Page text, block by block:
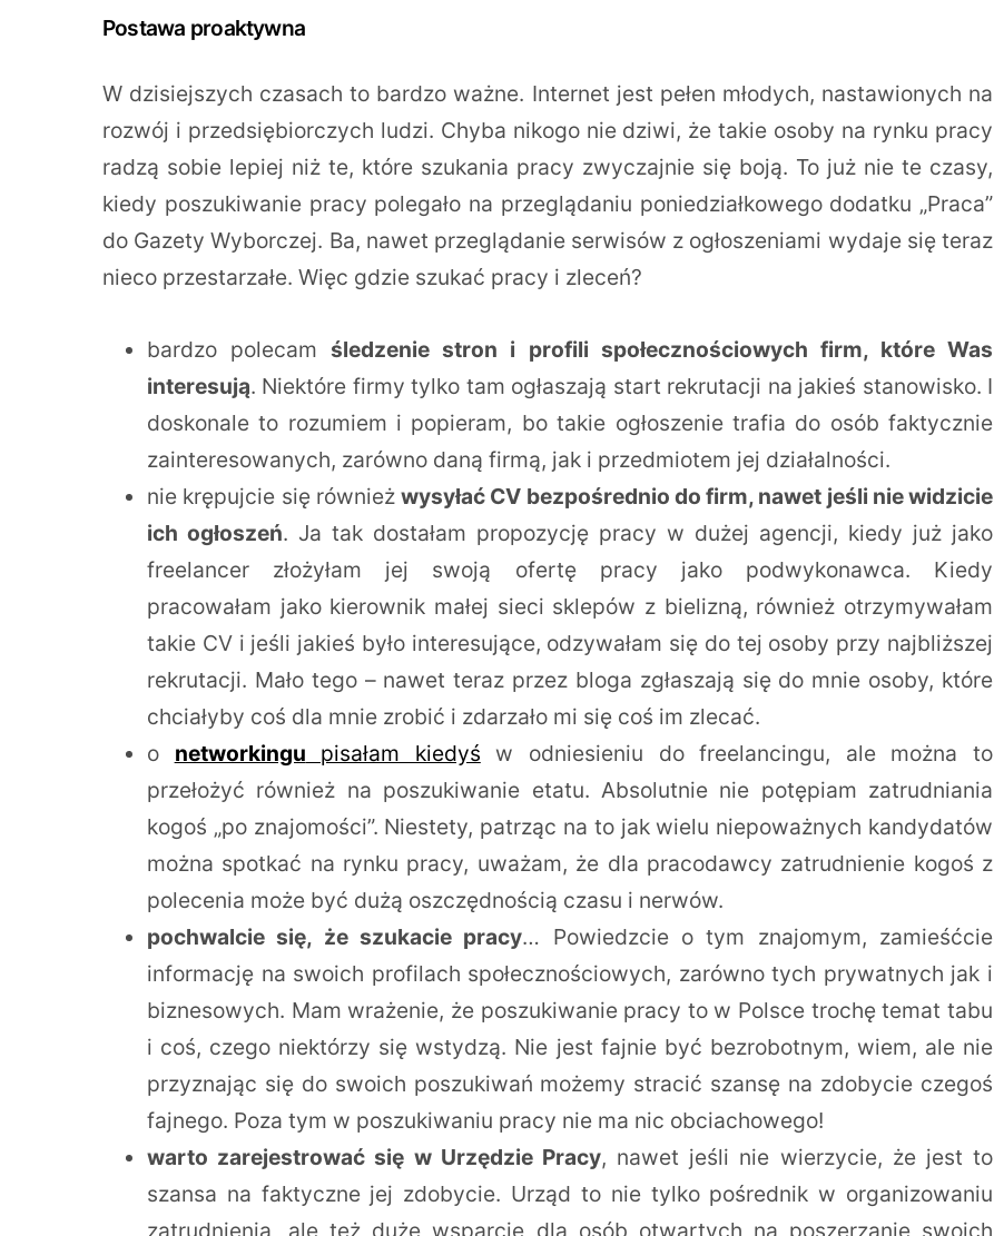
Postawa proaktywna
W dzisiejszych czasach to bardzo ważne. Internet jest pełen młodych, nastawionych na
rozwój i przedsiębiorczych ludzi. Chyba nikogo nie dziwi, że takie osoby na rynku pracy
radzą sobie lepiej niż te, które szukania pracy zwyczajnie się boją. To już nie te czasy,
kiedy poszukiwanie pracy polegało na przeglądaniu poniedziałkowego dodatku „Praca”
do Gazety Wyborczej. Ba, nawet przeglądanie serwisów z ogłoszeniami wydaje się teraz
nieco przestarzałe. Więc gdzie szukać pracy i zleceń?
bardzo polecamśledzenie stron i profili społecznościowych firm, które Was
interesują. Niektóre firmy tylko tam ogłaszają start rekrutacji na jakieś stanowisko. I
doskonale to rozumiem i popieram, bo takie ogłoszenie trafia do osób faktycznie
zainteresowanych, zarówno daną firmą, jak i przedmiotem jej działalności.
nie krępujcie się również wysyłać CV bezpośrednio do firm, nawet jeśli nie widzicie
ich ogłoszeń. Ja tak dostałam propozycję pracy w dużej agencji, kiedy już jako
freelancer złożyłam jej swoją ofertę pracy jako podwykonawca. Kiedy
pracowałam jako kierownik małej sieci sklepów z bielizną, również otrzymywałam
takie CV i jeśli jakieś było interesujące, odzywałam się do tej osoby przy najbliższej
rekrutacji. Mało tego – nawet teraz przez bloga zgłaszają się do mnie osoby, które
chciałyby coś dla mnie zrobić i zdarzało mi się coś im zlecać.
o networkingu pisałam kiedyś w odniesieniu do freelancingu, ale można to
przełożyć również na poszukiwanie etatu. Absolutnie nie potępiam zatrudniania
kogoś „po znajomości”. Niestety, patrząc na to jak wielu niepoważnych kandydatów
można spotkać na rynku pracy, uważam, że dla pracodawcy zatrudnienie kogoś z
polecenia może być dużą oszczędnością czasu i nerwów.
pochwalcie się, że szukacie pracy… Powiedzcie o tym znajomym, zamieśćcie
informację na swoich profilach społecznościowych, zarówno tych prywatnych jak i
biznesowych. Mam wrażenie, że poszukiwanie pracy to w Polsce trochę temat tabu
i coś, czego niektórzy się wstydzą. Nie jest fajnie być bezrobotnym, wiem, ale nie
przyznając się do swoich poszukiwań możemy stracić szansę na zdobycie czegoś
fajnego. Poza tym w poszukiwaniu pracy nie ma nic obciachowego!
warto zarejestrować się w Urzędzie Pracy, nawet jeśli nie wierzycie, że jest to
szansa na faktyczne jej zdobycie. Urząd to nie tylko pośrednik w organizowaniu
zatrudnienia, ale też duże wsparcie dla osób otwartych na poszerzanie swoich